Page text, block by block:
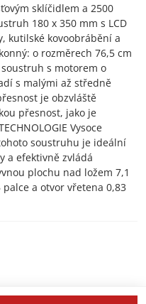
sklíčidlem a 2500
180 x 350 mm s LCD
kutilské kovoobrábění a
o rozměrech 76,5 cm
s motorem o
s malými až středně
je obzvláště
přesnost, jako je
Vysoce
soustruhu je ideální
a efektivně zvládá
plochu nad ložem 7,1
a otvor vřetena 0,83